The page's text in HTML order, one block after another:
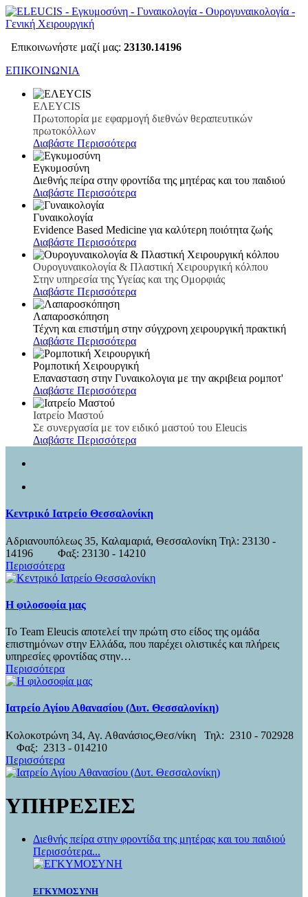
Επικοινωνήστε μαζί μας: 23130.14196
ΕΠΙΚΟΙΝΩΝΙΑ
EΛΕΥCIS
Πρωτοπορία με εφαρμογή διεθνών θεραπευτικών
πρωτοκόλλων
Διαβάστε Περισσότερα
Εγκυμοσύνη
Διεθνής πείρα στην φροντίδα της μητέρας και του παιδιού
Διαβάστε Περισσότερα
Γυναικολογία
Evidence Based Medicine για καλύτερη ποιότητα ζωής
Διαβάστε Περισσότερα
Ουρογυναικολογία & Πλαστική Χειρουργική κόλπου
Στην υπηρεσία της Υγείας και της Ομορφιάς
Διαβάστε Περισσότερα
Λαπαροσκόπηση
Τέχνη και επιστήμη στην σύγχρονη χειρουργική πρακτική
Διαβάστε Περισσότερα
Ρομποτική Χειρουργική
Επανασταση στην Γυναικολογια με την ακριβεια ρομποτ'
Διαβάστε Περισσότερα
Ιατρείο Μαστού
Σε συνεργασία με τον ειδικό μαστού του Eleucis
Διαβάστε Περισσότερα
Κεντρικό Ιατρείο Θεσσαλονίκη
Αδριανουπόλεως 35, Καλαμαριά, Θεσσαλονίκη Τηλ: 23130 -
14196 Φαξ: 23130 - 14210
Περισσότερα
Η φιλοσοφία μας
To Team Εleucis αποτελεί την πρώτη στο είδος της ομάδα
επιστημόνων στην Ελλάδα, που παρέχει ολιστικές και πλήρεις
υπηρεσίες φροντίδας στην…
Περισσότερα
Ιατρείο Αγίου Αθανασίου (Δυτ. Θεσσαλονίκη)
Κολοκοτρώνη 34, Αγ. Αθανάσιος,Θεσ/νίκη Τηλ: 2310 - 702928
Φαξ: 2313 - 014210
Περισσότερα
ΥΠΗΡΕΣΙΕΣ
Διεθνής πείρα στην φροντίδα της μητέρας και του παιδιού
Περισσότερα...
ΕΓΚΥΜΟΣΥΝΗ